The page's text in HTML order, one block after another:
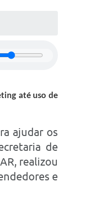
até uso de
ajudar os
de
realizou
e